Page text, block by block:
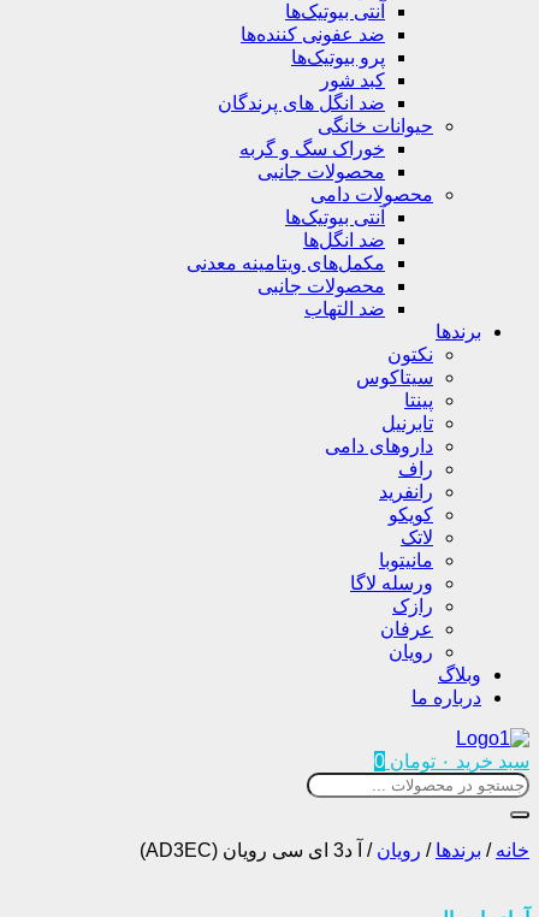
آنتی بیوتیک‌ها
ضد عفونی کننده‌ها
پرو بیوتیک‌ها
کبد شور
ضد انگل های پرندگان
حیوانات خانگی
خوراک سگ و گربه
محصولات جانبی
محصولات دامی
آنتی بیوتیک‌ها
ضد انگل‌ها
مکمل‌های ویتامینه معدنی
محصولات جانبی
ضد التهاب
برندها
نکتون
سیتاکوس
پینتا
تابرنیل
داروهای دامی
راف
رانفرید
کویکو
لاتک
مانیتوبا
ورسله لاگا
رازک
عرفان
رویان
وبلاگ
درباره ما
سبد خرید ۰ تومان 0
خانه / برندها / رویان / آ د3 ای سی رویان (AD3EC)